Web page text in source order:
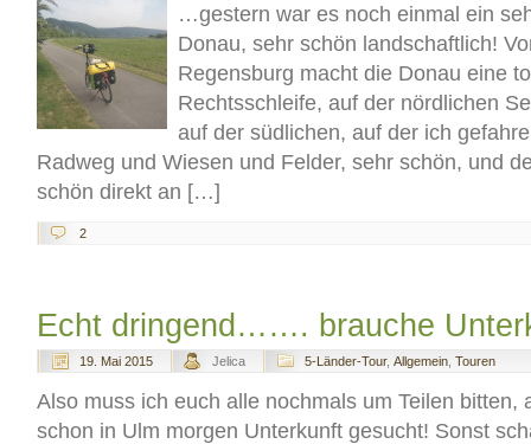
…gestern war es noch einmal ein
Donau, sehr schön landschaftlich!
Regensburg macht die Donau eine
Rechtsschleife, auf der nördlichen
auf der südlichen, auf der ich
Radweg und Wiesen und Felder, sehr schön, und
schön direkt an […]
2
Echt dringend……. brauche
19. Mai 2015 Jelica 5-Länder-Tour, Allgemein Touren
Also muss ich euch alle nochmals um Teilen bitten,
schon in Ulm morgen Unterkunft gesucht! Sonst